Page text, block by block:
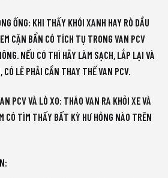
ỐNG: KHI THẤY KHÓI XANH HAY RÒ DẦU
CẶN BẨN CÓ TÍCH TỤ TRONG VAN PCV
NẾU CÓ THÌ HÃY LÀM SẠCH, LẮP LẠI VÀ
CÓ LẼ PHẢI CẦN THAY THẾ VAN PCV.
PCV VÀ LÒ XO: THÁO VAN RA KHỎI XE VÀ
CÓ TÌM THẤY BẤT KỲ HƯ HỎNG NÀO TRÊN